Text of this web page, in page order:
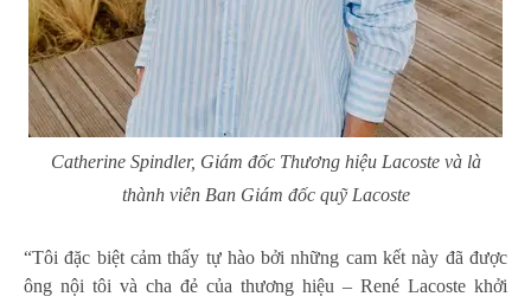
Catherine Spindler, Giám đốc Thương hiệu Lacoste và là
thành viên Ban Giám đốc quỹ Lacoste
“Tôi đặc biệt cảm thấy tự hào bởi những cam kết này đã được
ông nội tôi và cha đẻ của thương hiệu – René Lacoste khởi